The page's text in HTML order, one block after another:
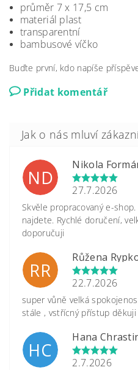
průměr 7 x 17,5 cm
materiál plast
transparentní
bambusové víčko
Buďte první, kdo napíše
Přidat komentář
ND
Nikola
27.7.2026
Skvěle propracovaný e-
najdete. Rychlé doručení,
doporučuji
RR
Růžena
22.7.2026
super vůně velká
stále , vstřícný přístup děkuji
HC
Hana
2.7.2026